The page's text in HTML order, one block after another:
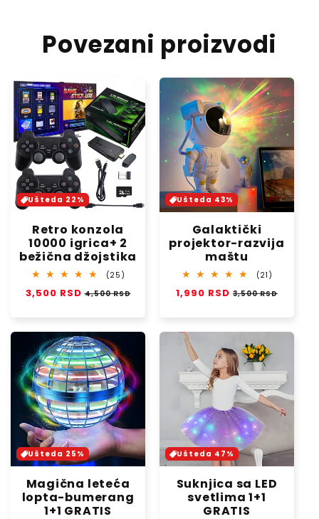
Povezani proizvodi
Ušteda 22%
Retro konzola
10000 igrica+ 2
bežična džojstika
(25)
reviews
Regular
3,500 RSD Sale
4,500 RSD
Ušteda 43%
Galaktički
projektor-razvija
maštu
(21)
reviews
Regular
1,990 RSD Sale
3,500 RSD
Ušteda 25%
Magična leteća
lopta-bumerang
1+1 GRATIS
Ušteda 47%
Suknjica sa LED
svetlima 1+1
GRATIS